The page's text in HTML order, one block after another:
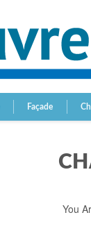
Façade
You